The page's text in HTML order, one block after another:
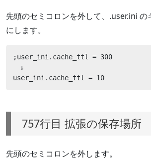
先頭のセミコロンを外して、.user.ini の
にします。
;user_ini.cache_ttl = 300
↓
user_ini.cache_ttl = 10
757行目 拡張の保存場所
先頭のセミコロンを外します。